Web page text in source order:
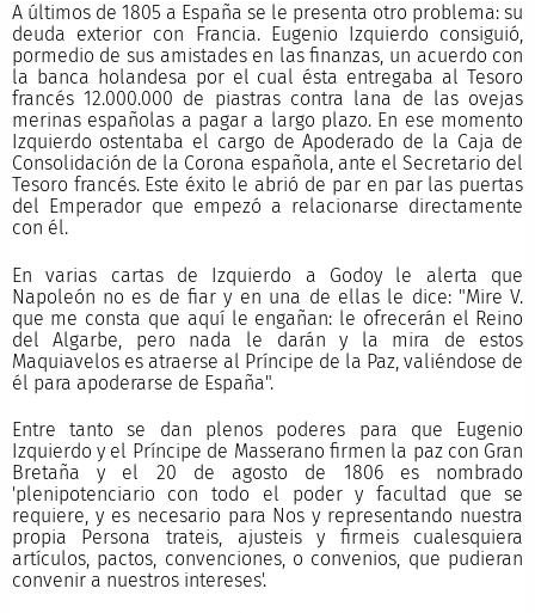
A últimos de 1805 a España se le presenta otro problema: su
deuda exterior con Francia. Eugenio Izquierdo consiguió,
pormedio de sus amistades en las finanzas, un acuerdo con
la banca holandesa por el cual ésta entregaba al Tesoro
francés 12.000.000 de piastras contra lana de las ovejas
merinas españolas a pagar a largo plazo. En ese momento
Izquierdo ostentaba el cargo de Apoderado de la Caja de
Consolidación de la Corona española, ante el Secretario del
Tesoro francés. Este éxito le abrió de par en par las puertas
del Emperador que empezó a relacionarse directamente
con él.
En varias cartas de Izquierdo a Godoy le alerta que
Napoleón no es de fiar y en una de ellas le dice: "Mire V.
que me consta que aquí le engañan: le ofrecerán el Reino
del Algarbe, pero nada le darán y la mira de estos
Maquiavelos es atraerse al Príncipe de la Paz, valiéndose de
él para apoderarse de España".
Entre tanto se dan plenos poderes para que Eugenio
Izquierdo y el Príncipe de Masserano firmen la paz con Gran
Bretaña y el 20 de agosto de 1806 es nombrado
'plenipotenciario con todo el poder y facultad que se
requiere, y es necesario para Nos y representando nuestra
propia Persona trateis, ajusteis y firmeis cualesquiera
artículos, pactos, convenciones, o convenios, que pudieran
convenir a nuestros intereses'.